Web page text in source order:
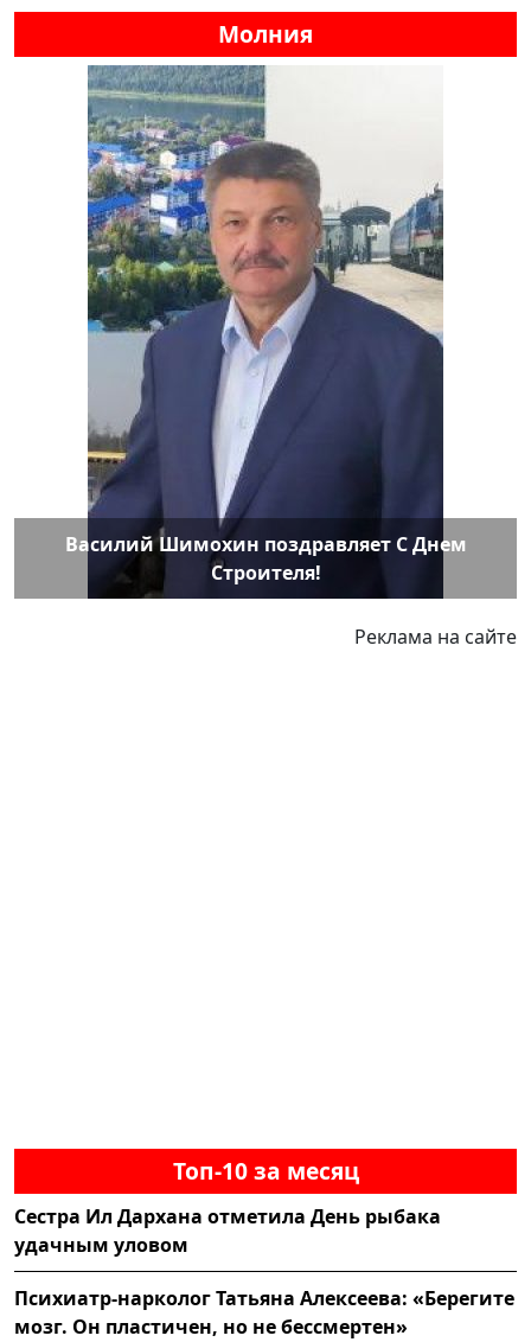
Молния
Василий Шимохин поздравляет С Днем
Строителя!
Реклама на сайте
Топ-10 за месяц
Сестра Ил Дархана отметила День рыбака
удачным уловом
Психиатр-нарколог Татьяна Алексеева: «Берегите
мозг. Он пластичен, но не бессмертен»